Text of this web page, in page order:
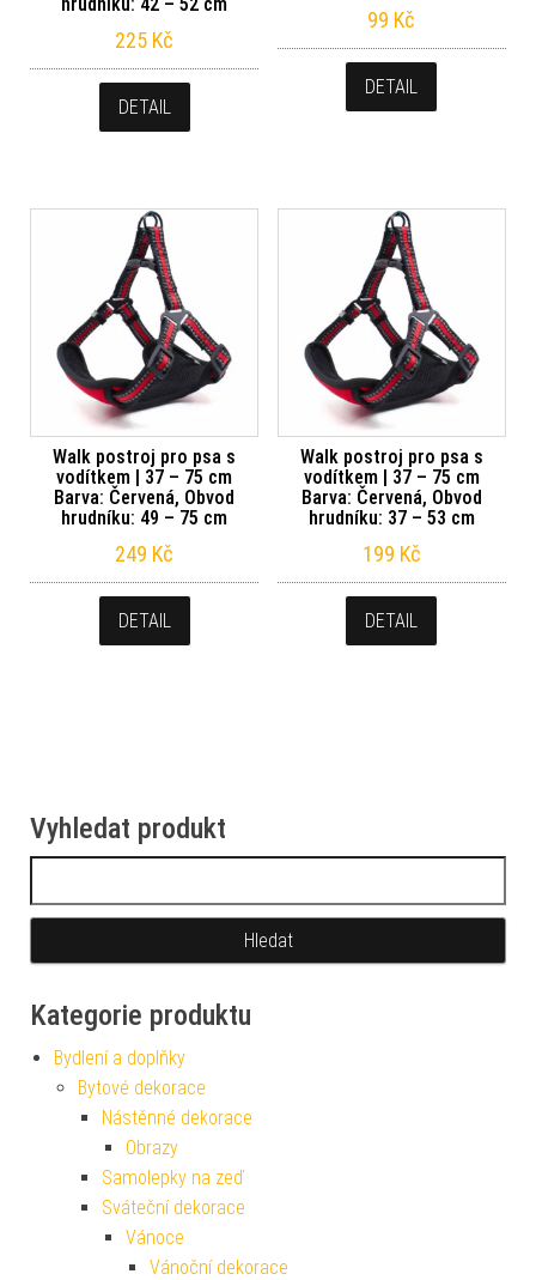
225 Kč
DETAIL
99 Kč
DETAIL
Walk postroj pro psa s
vodítkem | 37 – 75 cm
Barva: Červená, Obvod
hrudníku: 49 – 75 cm
249 Kč
DETAIL
Walk postroj pro psa s
vodítkem | 37 – 75 cm
Barva: Červená, Obvod
hrudníku: 37 – 53 cm
199 Kč
DETAIL
Vyhledat produkt
Kategorie produktu
Bydlení a doplňky
Bytové dekorace
Nástěnné dekorace
Obrazy
Samolepky na zeď
Sváteční dekorace
Vánoce
Vánoční dekorace